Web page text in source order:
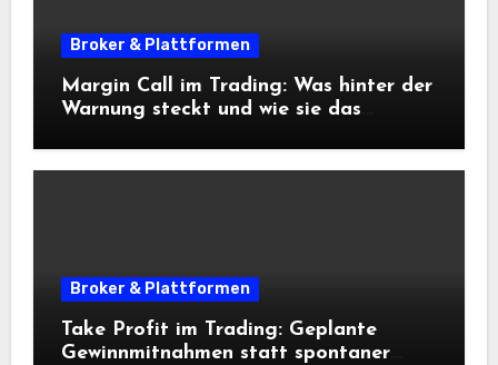
Broker & Plattformen
Margin Call im Trading: Was hinter der
Warnung steckt und wie sie das
Broker & Plattformen
Take Profit im Trading: Geplante
Gewinnmitnahmen statt spontaner